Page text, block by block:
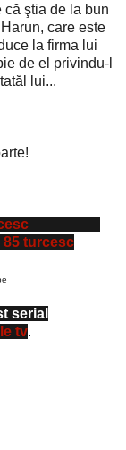
ştia de la bun
care este
la firma lui
de el privindu-l
lui...
85 turcesc
serial
tv.